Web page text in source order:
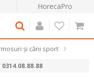
HorecaPro
și căni sport
0314.08.88.88